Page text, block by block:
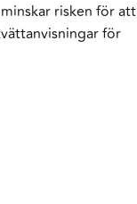
risken för att
för